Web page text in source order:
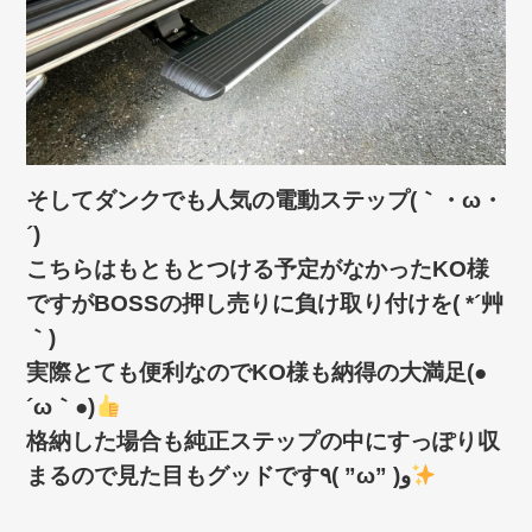
そしてダンクでも人気の電動ステップ(｀・ω・
´)ゞ
こちらはもともとつける予定がなかったKO様
ですがBOSSの押し売りに負け取り付けを( *´艸
｀)
実際とても便利なのでKO様も納得の大満足(●
´ω｀●)
格納した場合も純正ステップの中にすっぽり収
まるので見た目もグッドです٩( ”ω” )و